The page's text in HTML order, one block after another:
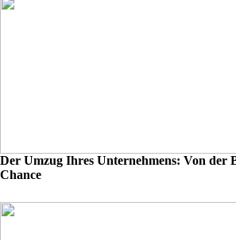
Der Umzug Ihres Unternehmens: Von der
Chance